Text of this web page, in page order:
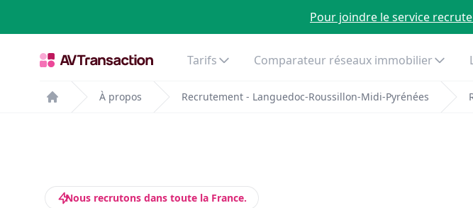
Pour joindre le service
Tarifs Comparateur réseaux immobilier
Home
À propos Recrutement - Languedoc-Roussillon-Midi-Pyrénées
Nous recrutons dans toute la France.